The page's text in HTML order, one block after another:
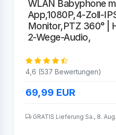
WLAN Babyphone
App,1080P,4-Zoll-
Monitor,PTZ 360° |
2-Wege-Audio,
4,6 (537 Bewertungen)
69,99 EUR
GRATIS Lieferung Sa., 8. Aug.